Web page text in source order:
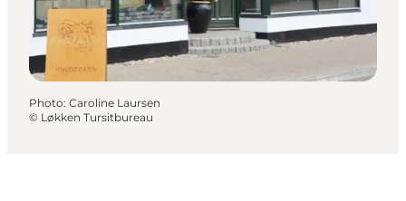
Photo: Caroline Laursen
© Løkken Tursitbureau